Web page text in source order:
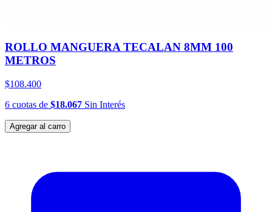
ROLLO MANGUERA TECALAN 8MM 100
METROS
$108.400
6 cuotas de $18.067 Sin Interés
Agregar al carro